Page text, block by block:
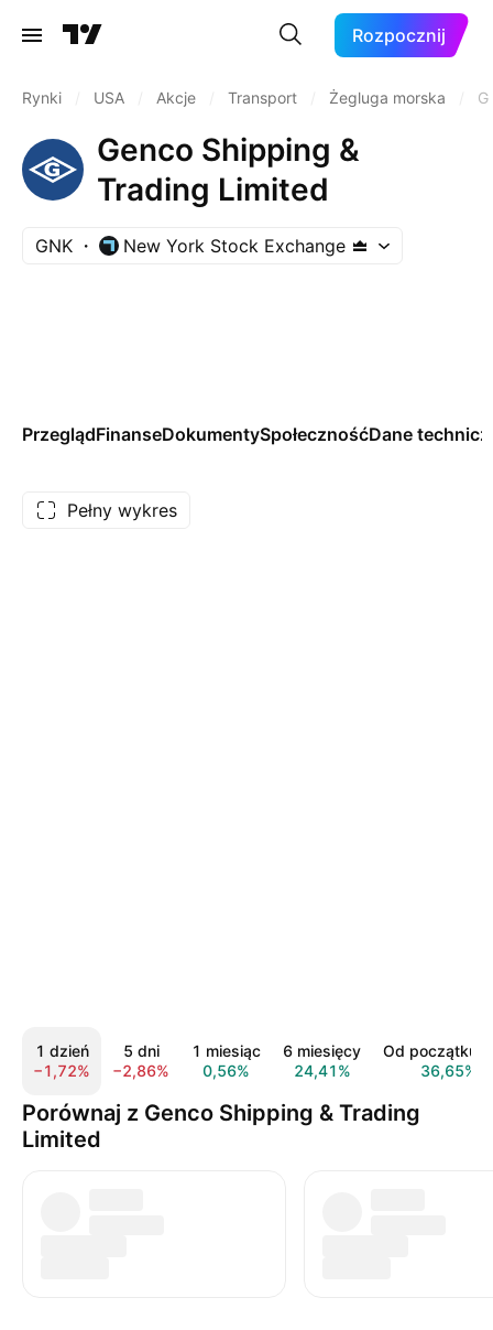
Rozpocznij
Rynki USA Akcje Transport Żegluga morska
Genco Shipping &
Trading Limited
GNK New York Stock Exchange
PrzeglądFinanseDokumentySpołecznośćDane
Pełny wykres
1 dzień
−1,72%
5 dni
−2,86%
1 miesiąc
0,56%
6 miesięcy
24,41%
Od początku
36,65%
Porównaj z Genco Shipping & Trading
Limited